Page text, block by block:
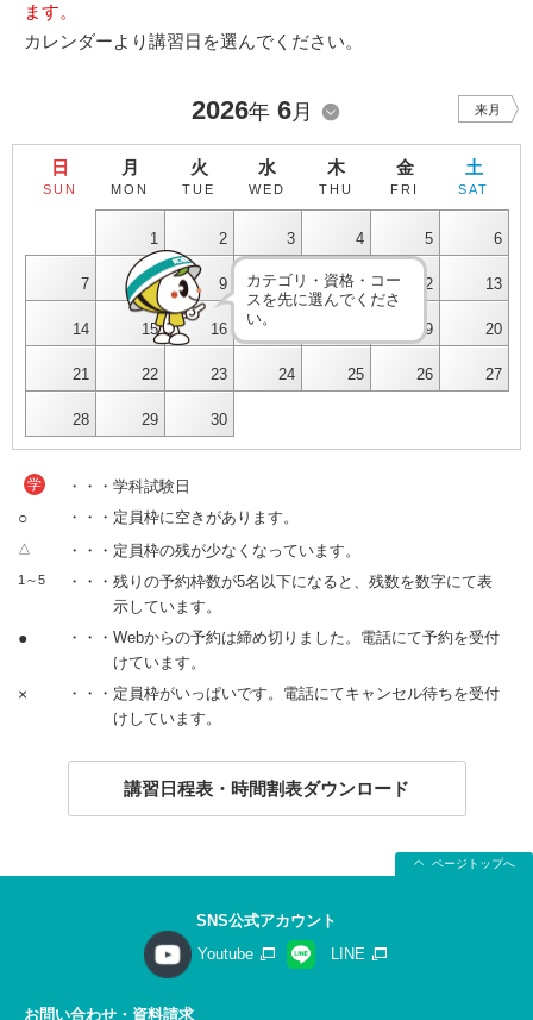
ます。
カレンダーより講習日を選んでください。
2026年 6月 来月
日
SUN
月
MON
火
TUE
水
WED
木
THU
金
FRI
土
SAT
1 2 3 4 5 6
7 8 9 10 11 12 13
14 15 16 19 20
21 22 23 24 25 26 27
28 29 30
カテゴリ・資格・コー
スを先に選んでくださ
い。
学 ・・・学科試験日
○ ・・・定員枠に空きがあります。
△ ・・・定員枠の残が少なくなっています。
1～5
・・・残りの予約枠数が5名以下になると、残数を数字にて表
示しています。
●
・・・Webからの予約は締め切りました。電話にて予約を受付
けています。
×
・・・定員枠がいっぱいです。電話にてキャンセル待ちを受付
けしています。
講習日程表・時間割表ダウンロード
ページトップへ
SNS公式アカウント
Youtube
LINE
お問い合わせ・資料請求